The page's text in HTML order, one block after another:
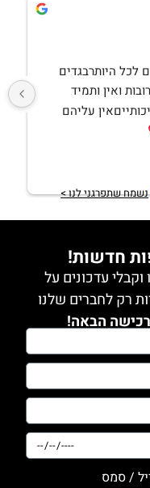
נשמח שתפרגני לנו >
עדכונים על
רק לחברים שלנו
הבאה!
/ סמס